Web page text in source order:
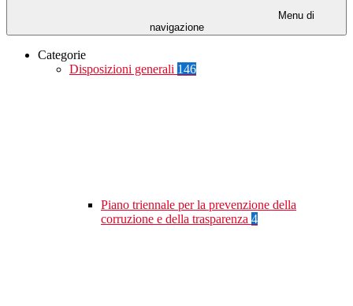
Menu di
navigazione
Categorie
Disposizioni generali 146
Piano triennale per la prevenzione della
corruzione e della trasparenza 4